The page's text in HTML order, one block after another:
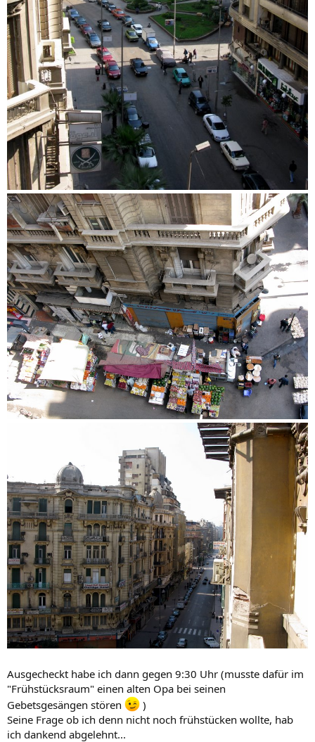
Ausgecheckt habe ich dann gegen 9:30 Uhr (musste dafür im
"Frühstücksraum" einen alten Opa bei seinen
Gebetsgesängen stören
)
Seine Frage ob ich denn nicht noch frühstücken wollte, hab
ich dankend abgelehnt...